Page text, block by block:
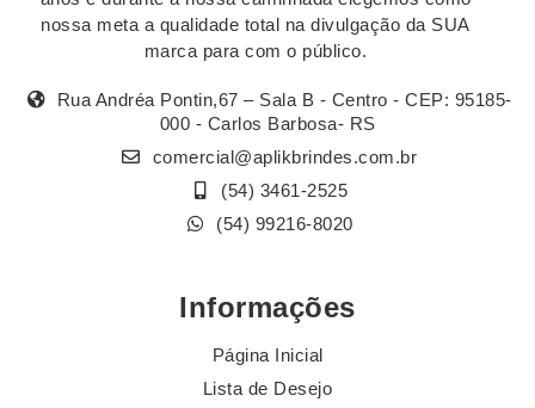
nossa meta a qualidade total na divulgação da SUA
marca para com o público.
Rua Andréa Pontin,67 – Sala B - Centro - CEP: 95185-
000 - Carlos Barbosa- RS
comercial@aplikbrindes.com.br
(54) 3461-2525
(54) 99216-8020
Informações
Página Inicial
Lista de Desejo